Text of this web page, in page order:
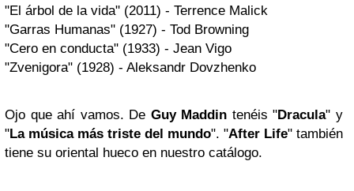
"El árbol de la vida" (2011) - Terrence Malick
"Garras Humanas" (1927) - Tod Browning
"Cero en conducta" (1933) - Jean Vigo
"Zvenigora" (1928) - Aleksandr Dovzhenko
Ojo que ahí vamos. De Guy Maddin tenéis "Dracula" y
"La música más triste del mundo". "After Life" también
tiene su oriental hueco en nuestro catálogo.